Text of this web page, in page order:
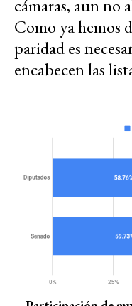
cámaras, aun no
Como ya hemos
paridad es
encabecen las